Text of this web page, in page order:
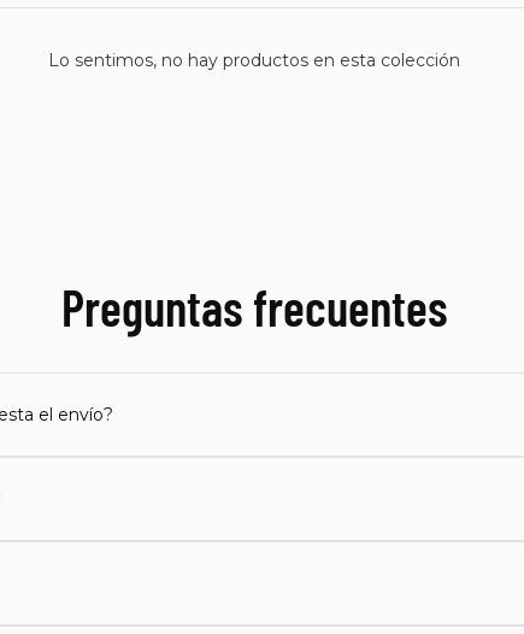
Lo sentimos, no hay productos en esta colección
Preguntas frecuentes
el envío?